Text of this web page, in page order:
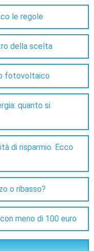
le regole
della scelta
fotovoltaico
quanto si
di risparmio. Ecco
o ribasso?
meno di 100 euro